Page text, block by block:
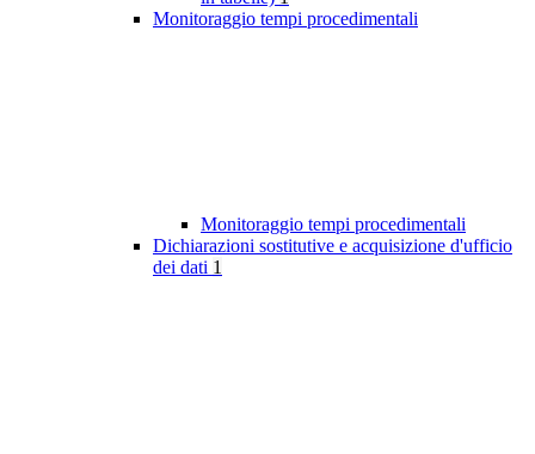
Monitoraggio tempi procedimentali
Monitoraggio tempi procedimentali
Dichiarazioni sostitutive e acquisizione d'ufficio
dei dati 1